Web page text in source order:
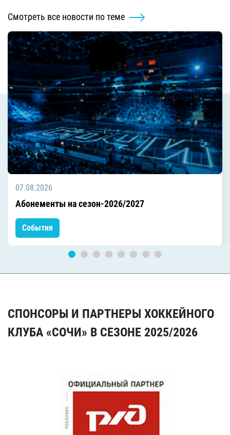
Смотреть все новости по теме
07.08.2026
Абонементы на сезон-2026/2027
События
СПОНСОРЫ И ПАРТНЕРЫ ХОККЕЙНОГО
КЛУБА «СОЧИ» В СЕЗОНЕ 2025/2026